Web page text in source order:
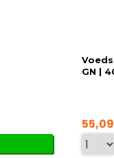
GN |
55,09